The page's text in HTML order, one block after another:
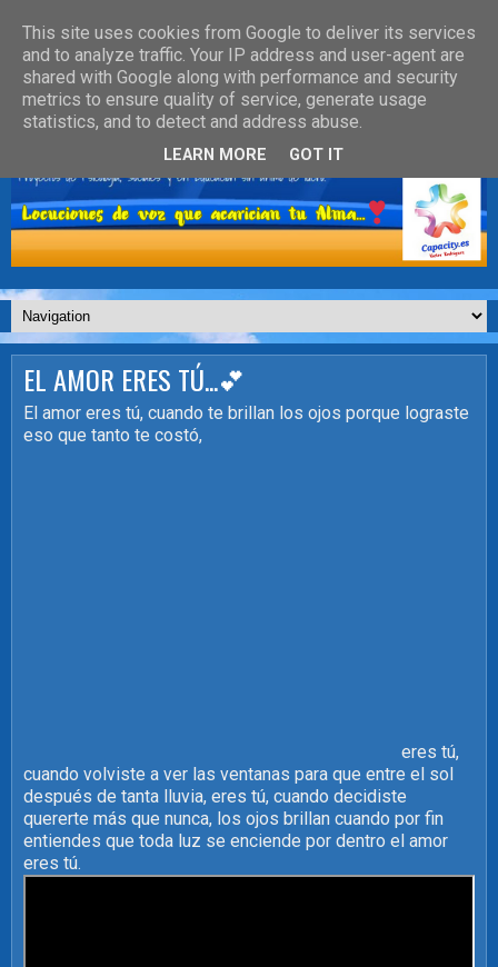
EL AMOR ERES TÚ...💕
El amor eres tú, cuando te brillan los ojos porque lograste
eso que tanto te costó,
eres tú,
cuando volviste a ver las ventanas para que entre el sol
después de tanta lluvia, eres tú, cuando decidiste
quererte más que nunca, los ojos brillan cuando por fin
entiendes que toda luz se enciende por dentro el amor
eres tú.
This site uses cookies from Google to deliver its services
and to analyze traffic. Your IP address and user-agent are
shared with Google along with performance and security
metrics to ensure quality of service, generate usage
statistics, and to detect and address abuse.
LEARN MORE GOT IT